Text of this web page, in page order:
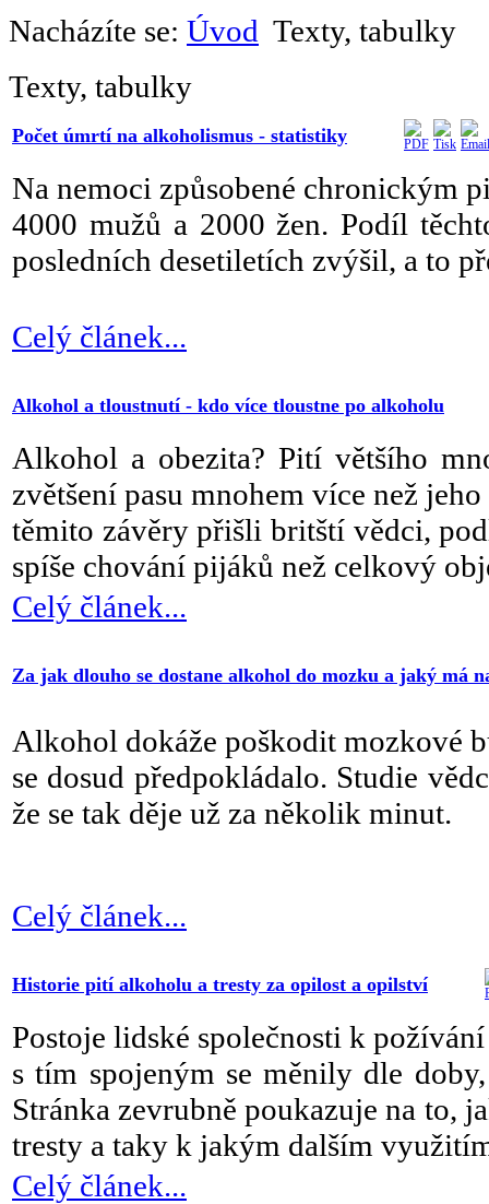
Nacházíte se: Úvod Texty, tabulky
Texty, tabulky
Počet úmrtí na alkoholismus - statistiky
Na nemoci způsobené chronickým
4000 mužů a 2000 žen. Podíl
posledních desetiletích zvýšil, a to
Celý článek...
Alkohol a tloustnutí - kdo více tloustne po alkoholu
Alkohol a obezita? Pití většího
zvětšení pasu mnohem více než
těmito závěry přišli britští vědci,
spíše chování pijáků než celkový
Celý článek...
Za jak dlouho se dostane alkohol do mozku a jaký má
Alkohol dokáže poškodit mozkové
se dosud předpokládalo. Studie
že se tak děje už za několik minut.
Celý článek...
Historie pití alkoholu a tresty za opilost a opilství
Postoje lidské společnosti k
s tím spojeným se měnily dle
Stránka zevrubně poukazuje na to,
tresty a taky k jakým dalším
Celý článek...